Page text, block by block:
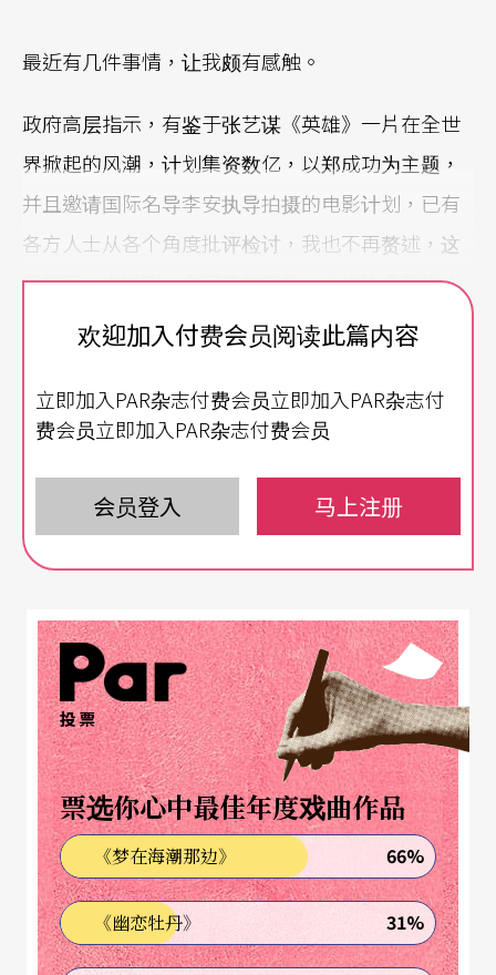
最近有几件事情，让我颇有感触。
政府高层指示，有鉴于张艺谋《英雄》一片在全世
界掀起的风潮，计划集资数亿，以郑成功为主题，
并且邀请国际名导李安执导拍摄的电影计划，已有
各方人士从各个角度批评检讨，我也不再赘述，这
只是再一次说明一个可悲的现象：本地许多政治人
物在面对文化议题时，总是显得无知与可笑。而如
照来看，就不免要对施政者的「奇想」感到惊愕与
愤怒。
至于说这样的提议是否可行，或者之后会有什么发
展，老实说，我一点兴趣也没有。
台湾在经过多年的努力，终于能将本地剧场设计者
和相关科系加以整合，参加在捷克布拉格举行的PQ
2003（Prague Quadrennial布拉格四年展，全世界
最具权威的剧场设计╱建筑大展）。如果对PQ的发
展历史与重要性，和本地剧场设计的发展历程有所
认知，就会了解台湾在PQ的现身，确实是一个相当
难得的成就。更难能可贵的是，以「游园观景」为
主题的台湾馆，在五十二个国家激烈竞争的情况
欢迎加入付费会员阅读此篇内容
立即加入PAR杂志付费会员立即加入PAR杂志付
费会员立即加入PAR杂志付费会员
会员登入 马上注册
投票
票选你心中最佳年度戏曲作品
《梦在海潮那边》 66%
《幽恋牡丹》 31%